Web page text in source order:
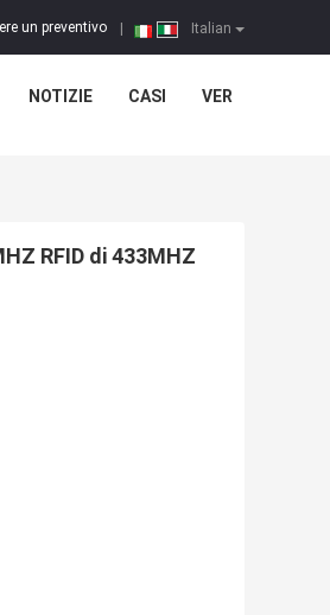
Italian
un preventivo
NOTIZIE CASI VER
RFID di 433MHZ